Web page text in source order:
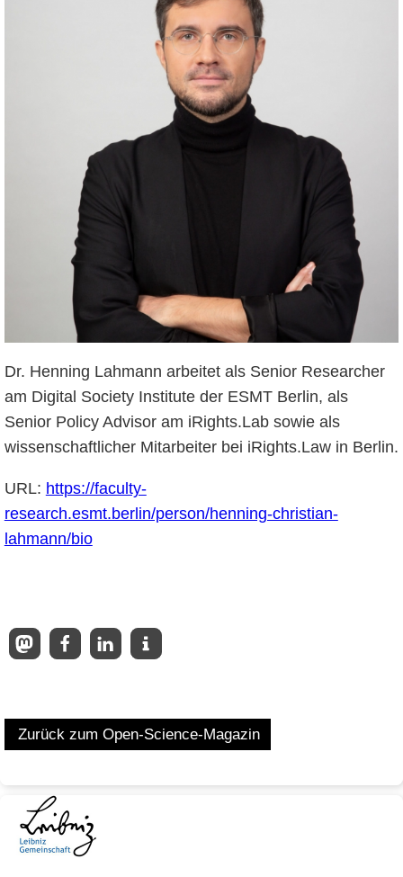
Dr. Henning Lahmann arbeitet als Senior Researcher
am Digital Society Institute der ESMT Berlin, als
Senior Policy Advisor am iRights.Lab sowie als
wissenschaftlicher Mitarbeiter bei iRights.Law in Berlin.
URL: https://faculty-
research.esmt.berlin/person/henning-christian-
lahmann/bio
Zurück zum Open-Science-Magazin